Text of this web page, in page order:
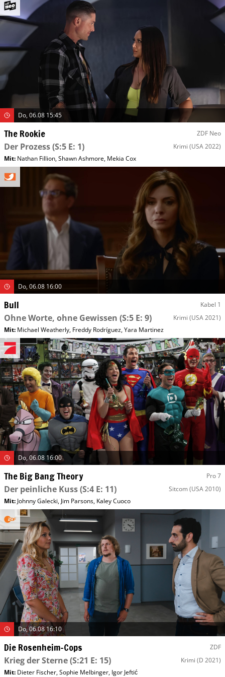
Do, 06.08 15:45
The Rookie ZDF Neo
Der Prozess(S:5 E: 1) Krimi (USA 2022)
Mit: Nathan Fillion,Shawn Ashmore, Mekia Cox
Do, 06.08 16:00
Bull Kabel 1
Ohne Worte, ohne Gewissen (S:5 E: 9) Krimi (USA 2021)
Mit: Michael Weatherly, Freddy Rodríguez,Yara Martinez
Do, 06.08 16:00
The Big Bang Theory Pro 7
Der peinliche Kuss(S:4 E: 11) Sitcom (USA 2010)
Mit: Johnny Galecki, Jim Parsons, Kaley Cuoco
Do, 06.08 16:10
Die Rosenheim-Cops ZDF
Krieg der Sterne(S:21 E: 15) Krimi (D 2021)
Mit: Dieter Fischer,Sophie Melbinger, Igor Jeftić